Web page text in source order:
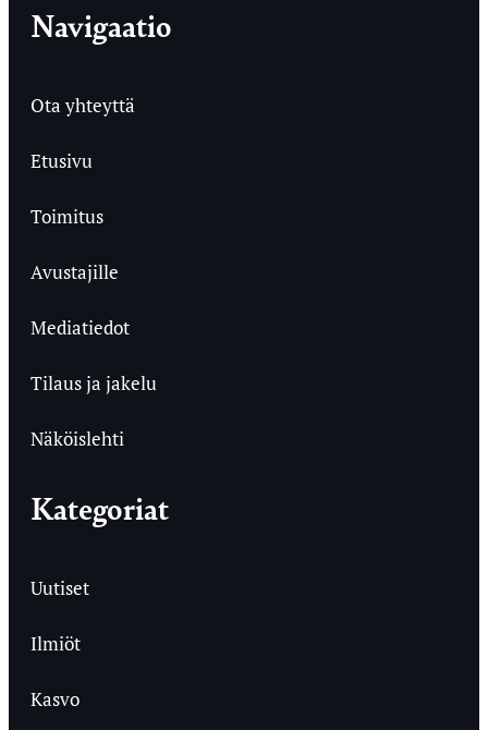
Navigaatio
Ota yhteyttä
Etusivu
Toimitus
Avustajille
Mediatiedot
Tilaus ja jakelu
Näköislehti
Kategoriat
Uutiset
Ilmiöt
Kasvo